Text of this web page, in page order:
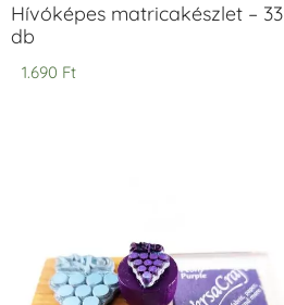
Hívóképes matricakészlet – 33
db
1.690 Ft